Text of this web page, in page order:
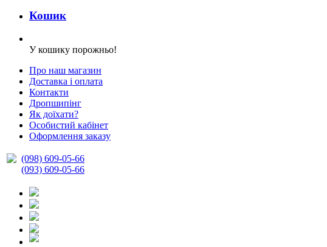
Кошик
У кошику порожньо!
Про наш магазин
Доставка і оплата
Контакти
Дропшипінг
Як доїхати?
Особистий кабінет
Оформлення заказу
(098) 609-05-66
(093) 609-05-66